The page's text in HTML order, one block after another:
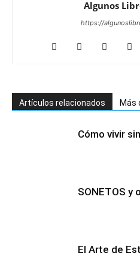
Algunos
https://
Artículos relacionados Más
Cómo vivir
SONETOS y
El Arte de